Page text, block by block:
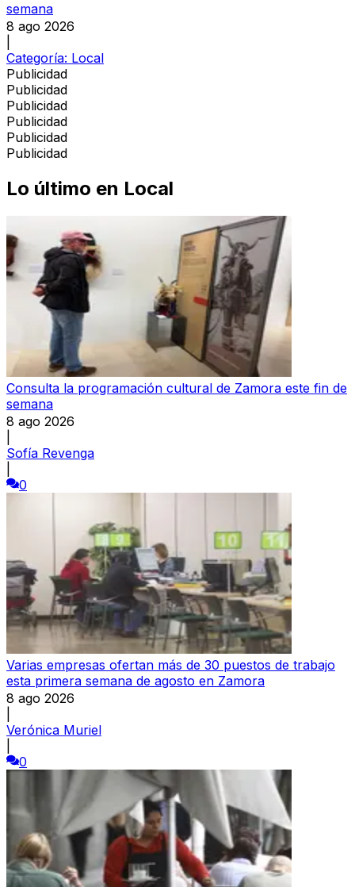
semana
8 ago 2026
Categoría: Local
Publicidad
Publicidad
Publicidad
Publicidad
Publicidad
Publicidad
Lo último en Local
Consulta la programación cultural de Zamora este fin de
semana
8 ago 2026
Sofía Revenga
0
Varias empresas ofertan más de 30 puestos de trabajo
esta primera semana de agosto en Zamora
8 ago 2026
Verónica Muriel
0